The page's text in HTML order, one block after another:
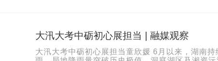
大汛大考中砺初心展担当 | 融媒观察
大汛大考中砺初心展担当童欣媛 6月以来，湖南